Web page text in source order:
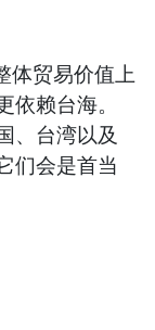
贸易价值上
赖台海。
、台湾以及
们会是首当